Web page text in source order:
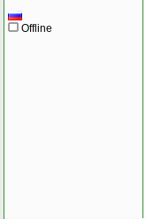
Offline